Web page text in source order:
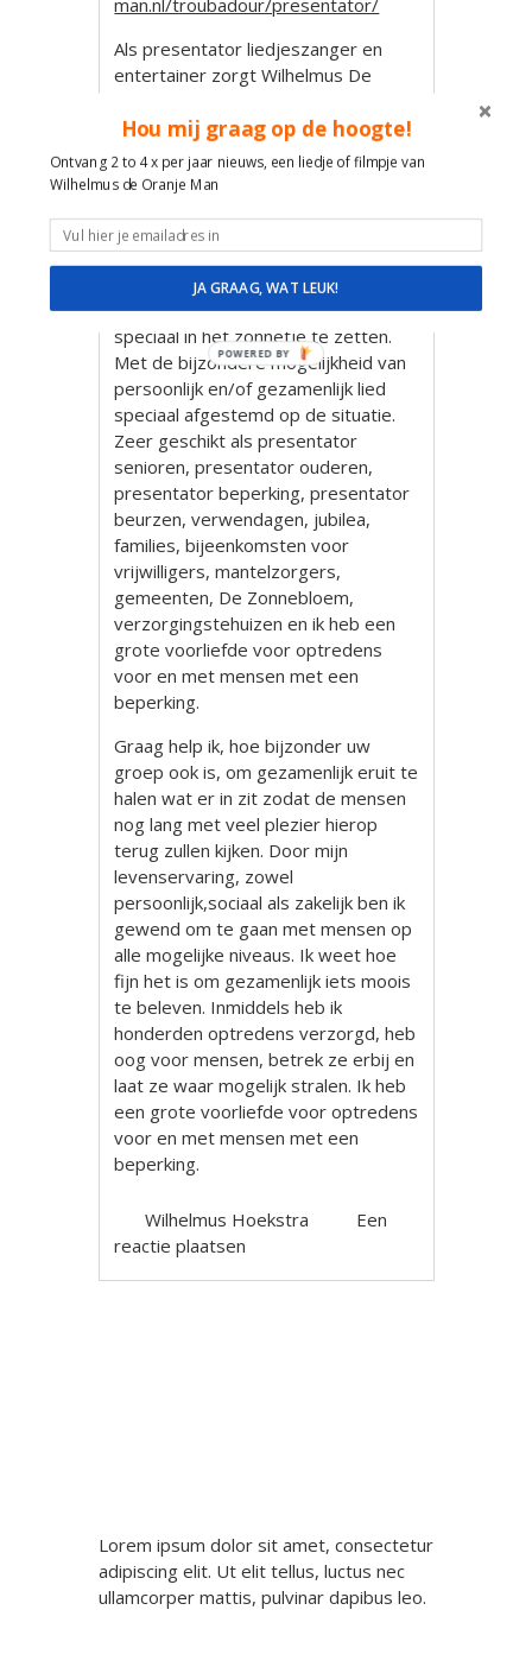
man.nl/troubadour/presentator/
Als presentator liedjeszanger en
entertainer zorgt Wilhelmus De
wijze voor de verbinding op uw
evenement. Presenteren voor
groepen van de meest
dan de sfeer scheppen dat mensen
zich vrij voelen en onbevangen
meedoen. Met ruimte voor
persoonlijk contact en mensen
speciaal in het zonnetje te zetten.
Met de bijzondere mogelijkheid van
persoonlijk en/of gezamenlijk lied
speciaal afgestemd op de situatie.
Zeer geschikt als presentator
senioren, presentator ouderen,
presentator beperking, presentator
beurzen, verwendagen, jubilea,
families, bijeenkomsten voor
vrijwilligers, mantelzorgers,
gemeenten, De Zonnebloem,
verzorgingstehuizen en ik heb een
grote voorliefde voor optredens
voor en met mensen met een
beperking.
Graag help ik, hoe bijzonder uw
groep ook is, om gezamenlijk eruit te
halen wat er in zit zodat de mensen
nog lang met veel plezier hierop
terug zullen kijken. Door mijn
levenservaring, zowel
persoonlijk,sociaal als zakelijk ben ik
gewend om te gaan met mensen op
alle mogelijke niveaus. Ik weet hoe
fijn het is om gezamenlijk iets moois
te beleven. Inmiddels heb ik
honderden optredens verzorgd, heb
oog voor mensen, betrek ze erbij en
laat ze waar mogelijk stralen. Ik heb
een grote voorliefde voor optredens
voor en met mensen met een
beperking.
Wilhelmus Hoekstra
Een
reactie plaatsen
Lorem ipsum dolor sit amet, consectetur
adipiscing elit. Ut elit tellus, luctus nec
ullamcorper mattis, pulvinar dapibus leo.
Hou mij graag op de hoogte!
Ontvang 2 to 4 x per jaar nieuws, een liedje of filmpje van
Wilhelmus de Oranje Man
JA GRAAG, WAT LEUK!
POWERED BY